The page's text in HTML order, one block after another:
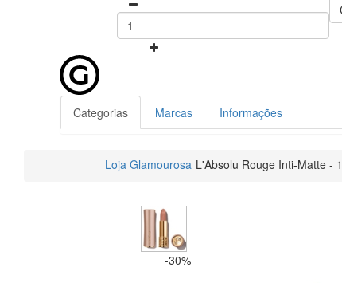
Categorias Marcas Informações
Loja Glamourosa L'Absolu Rouge Inti-Matte -
-30%